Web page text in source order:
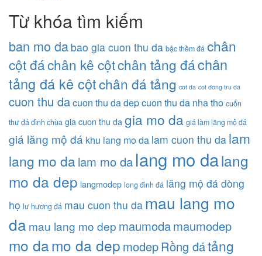
Từ khóa tìm kiếm
ban mo da bao gia cuon thu da bậc thềm đá chân
cột đáchân kê cộtchân tảng đáchân
tảng đá kê cộtchân đá tảng cot da cot dong tru da
cuon thu dacuon thu da depcuon thu da nha tho cuốn
thư đá đình chùa gia cuon thu da gia mo da giá làm lăng mộ đá
giá lăng mộ đá khu lang mo da lam cuon thu da lam
lang mo dalam mo da lang mo dalang
mo da dep langmodep long đình đá lăng mộ đá dòng
họ lư hương đá mau cuon thu da mau lang mo
da mau lang mo dep maumodamaumodep
mo damo da dep modepRồng đátảng